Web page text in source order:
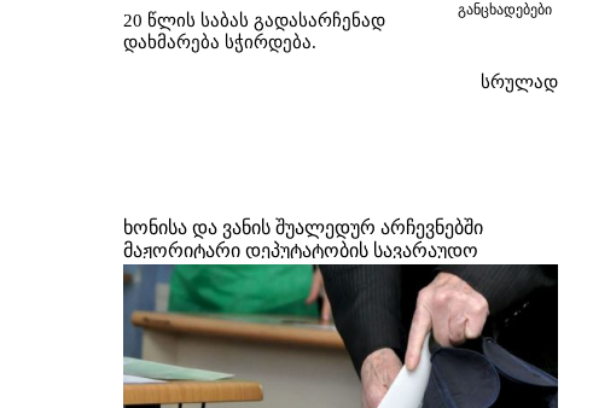
განცხადებები
20 წლის საბას გადასარჩენად
დახმარება სჭირდება.
სრულად
ხონისა და ვანის შუალედურ არჩევნებში
მაჟორიტარი დეპუტატობის სავარაუდო
კანდიდატები